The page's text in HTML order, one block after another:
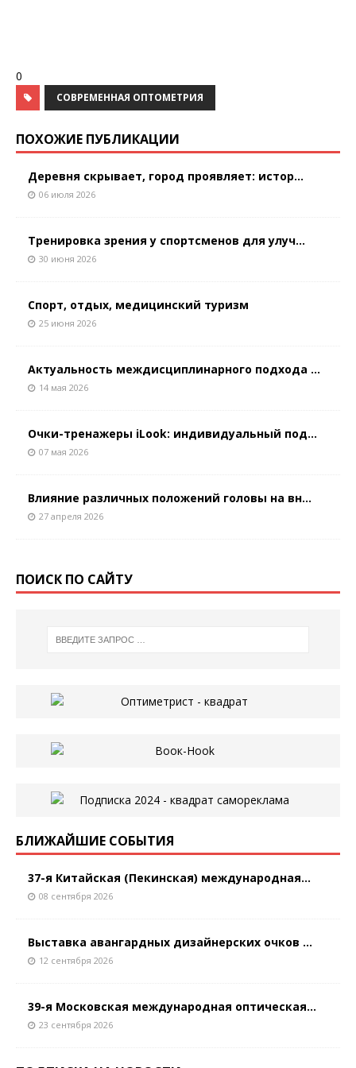
0
СОВРЕМЕННАЯ ОПТОМЕТРИЯ
ПОХОЖИЕ ПУБЛИКАЦИИ
Деревня скрывает, город проявляет: истор...
06 июля 2026
Тренировка зрения у спортсменов для улуч...
30 июня 2026
Спорт, отдых, медицинский туризм
25 июня 2026
Актуальность междисциплинарного подхода ...
14 мая 2026
Очки-тренажеры iLook: индивидуальный под...
07 мая 2026
Влияние различных положений головы на вн...
27 апреля 2026
ПОИСК ПО САЙТУ
БЛИЖАЙШИЕ СОБЫТИЯ
37-я Китайская (Пекинская) международная...
08 сентября 2026
Выставка авангардных дизайнерских очков ...
12 сентября 2026
39-я Московская международная оптическая...
23 сентября 2026